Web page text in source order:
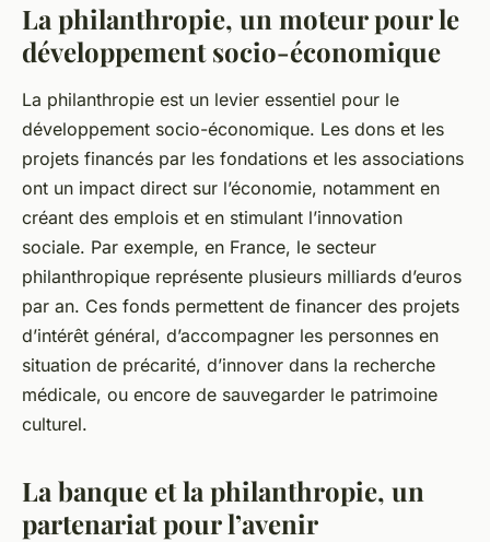
La philanthropie, un moteur pour le
développement socio-économique
La philanthropie est un levier essentiel pour le
développement socio-économique. Les dons et les
projets financés par les fondations et les associations
ont un impact direct sur l’économie, notamment en
créant des emplois et en stimulant l’innovation
sociale. Par exemple, en France, le secteur
philanthropique représente plusieurs milliards d’euros
par an. Ces fonds permettent de financer des projets
d’intérêt général, d’accompagner les personnes en
situation de précarité, d’innover dans la recherche
médicale, ou encore de sauvegarder le patrimoine
culturel.
La banque et la philanthropie, un
partenariat pour l’avenir